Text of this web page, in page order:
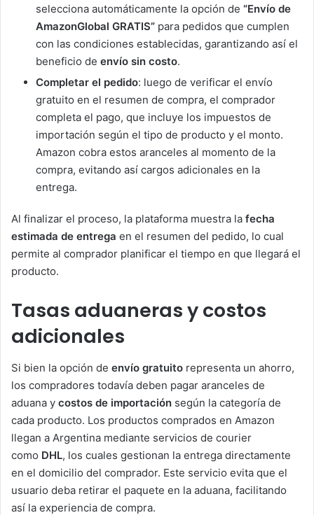
selecciona automáticamente la opción de “Envío de
AmazonGlobal GRATIS” para pedidos que cumplen
con las condiciones establecidas, garantizando así el
beneficio de envío sin costo.
Completar el pedido: luego de verificar el envío
gratuito en el resumen de compra, el comprador
completa el pago, que incluye los impuestos de
importación según el tipo de producto y el monto.
Amazon cobra estos aranceles al momento de la
compra, evitando así cargos adicionales en la
entrega.
Al finalizar el proceso, la plataforma muestra la fecha
estimada de entrega en el resumen del pedido, lo cual
permite al comprador planificar el tiempo en que llegará el
producto.
Tasas aduaneras y costos
adicionales
Si bien la opción de envío gratuito representa un ahorro,
los compradores todavía deben pagar aranceles de
aduana y costos de importación según la categoría de
cada producto. Los productos comprados en Amazon
llegan a Argentina mediante servicios de courier
como DHL, los cuales gestionan la entrega directamente
en el domicilio del comprador. Este servicio evita que el
usuario deba retirar el paquete en la aduana, facilitando
así la experiencia de compra.